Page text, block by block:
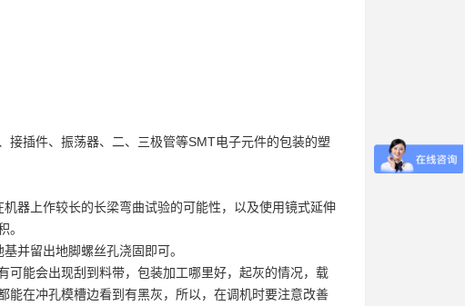
接插件、振荡器、二、三极管等SMT电子元件的包装的塑
器上作较长的长梁弯曲试验的可能性，以及使用镜式延伸
。
并留出地脚螺丝孔浇固即可。
能会出现刮到料带，包装加工哪里好，起灰的情况， 载
能在冲孔模槽边看到有黑灰，所以，在调机时要注意改善